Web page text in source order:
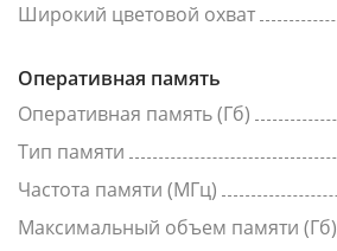
Широкий цветовой охват
Оперативная память
Оперативная память (Гб)
Тип памяти
Частота памяти (МГц)
Максимальный объем памяти (Гб)